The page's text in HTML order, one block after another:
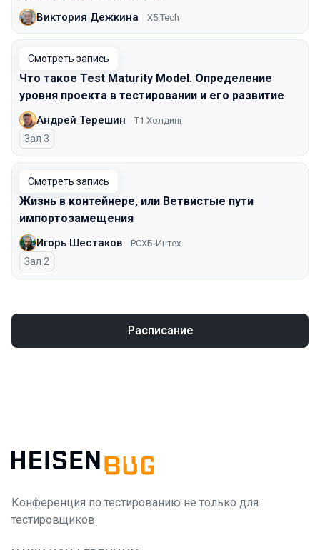
Виктория Дежкина X5 Tech
Смотреть запись
Что такое Test Maturity Model. Определение
уровня проекта в тестировании и его развитие
Андрей Терешин Т1 Холдинг
Зал 3
Смотреть запись
Жизнь в контейнере, или Ветвистые пути
импортозамещения
Игорь Шестаков РСХБ-Интех
Зал 2
Расписание
Конференция по тестированию не только для
тестировщиков